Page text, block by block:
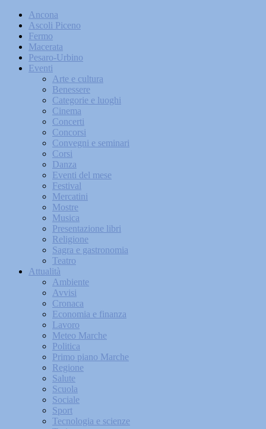
Ancona
Ascoli Piceno
Fermo
Macerata
Pesaro-Urbino
Eventi
Arte e cultura
Benessere
Categorie e luoghi
Cinema
Concerti
Concorsi
Convegni e seminari
Corsi
Danza
Eventi del mese
Festival
Mercatini
Mostre
Musica
Presentazione libri
Religione
Sagra e gastronomia
Teatro
Attualità
Ambiente
Avvisi
Cronaca
Economia e finanza
Lavoro
Meteo Marche
Politica
Primo piano Marche
Regione
Salute
Scuola
Sociale
Sport
Tecnologia e scienze